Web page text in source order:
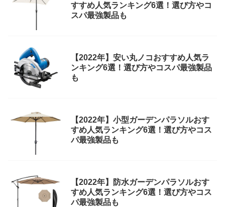
すすめ人気ランキング6選！選び方やコ
スパ最強製品も
【2022年】安い丸ノコおすすめ人気ラ
ンキング6選！選び方やコスパ最強製品
も
【2022年】小型ガーデンパラソルおす
すめ人気ランキング6選！選び方やコス
パ最強製品も
【2022年】防水ガーデンパラソルおす
すめ人気ランキング6選！選び方やコス
パ最強製品も